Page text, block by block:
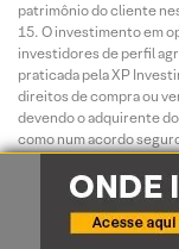
patrimônio do cliente
O investimento em
investidores de perfil
praticada pela XP
direitos de compra ou
devendo o adquirente
como num acordo
retorno e algumas
superiores ao capital
é de curto prazo e o